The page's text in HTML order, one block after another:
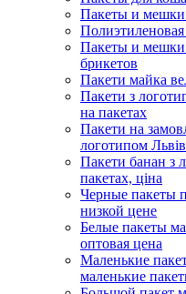
Пакеты и мешки
Пакеты и мешки
брикетов
Пакети майка
Пакети з
на пакетах
Пакети на
логотипом Львів
Пакети банан з
пакетах, ціна
Черные пакеты
низкой цене
Белые пакеты
оптовая цена
Маленькие
маленькие